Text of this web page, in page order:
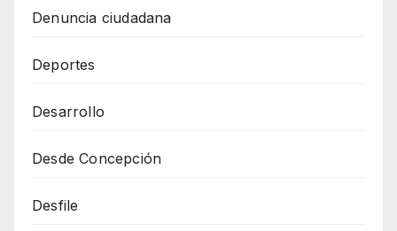
Denuncia ciudadana
Deportes
Desarrollo
Desde Concepción
Desfile